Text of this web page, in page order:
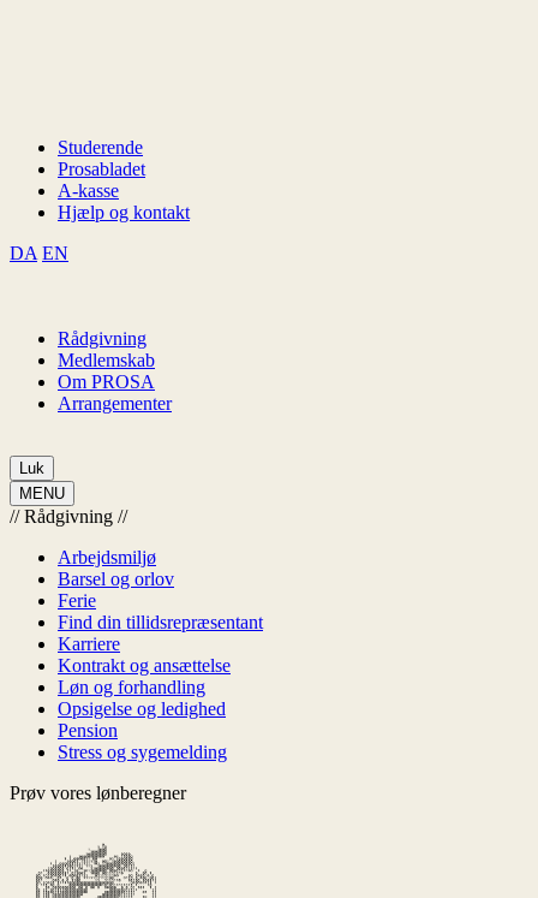
Studerende
Prosabladet
A-kasse
Hjælp og kontakt
DA EN
Rådgivning
Medlemskab
Om PROSA
Arrangementer
Luk
MENU
// Rådgivning //
Arbejdsmiljø
Barsel og orlov
Ferie
Find din tillidsrepræsentant
Karriere
Kontrakt og ansættelse
Løn og forhandling
Opsigelse og ledighed
Pension
Stress og sygemelding
Prøv vores lønberegner